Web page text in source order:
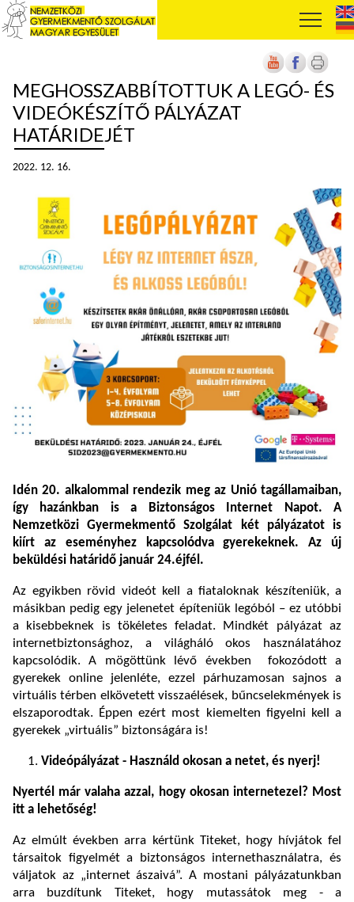
MEGHOSSZABBÍTOTTUK A LEGÓ- ÉS
VIDEÓKÉSZÍTŐ PÁLYÁZAT
HATÁRIDEJÉT
2022. 12. 16.
Idén 20. alkalommal rendezik meg az Unió tagállamaiban,
így hazánkban is a Biztonságos Internet Napot. A
Nemzetközi Gyermekmentő Szolgálat két pályázatot is
kiírt az eseményhez kapcsolódva gyerekeknek. Az új
beküldési határidő január 24.éjfél.
Az egyikben rövid videót kell a fiataloknak készíteniük, a
másikban pedig egy jelenetet építeniük legóból – ez utóbbi
a kisebbeknek is tökéletes feladat. Mindkét pályázat az
internetbiztonsághoz, a világháló okos használatához
kapcsolódik. A mögöttünk lévő években fokozódott a
gyerekek online jelenléte, ezzel párhuzamosan sajnos a
virtuális térben elkövetett visszaélések, bűncselekmények is
elszaporodtak. Éppen ezért most kiemelten figyelni kell a
gyerekek „virtuális” biztonságára is!
Videópályázat - Használd okosan a netet, és nyerj!
Nyertél már valaha azzal, hogy okosan internetezel? Most
itt a lehetőség!
Az elmúlt években arra kértünk Titeket, hogy hívjátok fel
társaitok figyelmét a biztonságos internethasználatra, és
váljatok az „internet ászaivá”. A mostani pályázatunkban
arra buzdítunk Titeket, hogy mutassátok meg - a